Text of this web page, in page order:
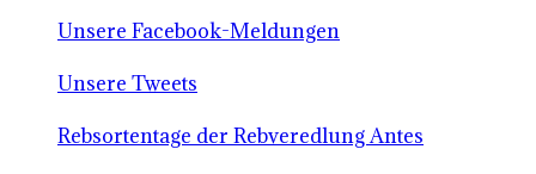
Unsere Facebook-Meldungen
Unsere Tweets
Rebsortentage der Rebveredlung Antes